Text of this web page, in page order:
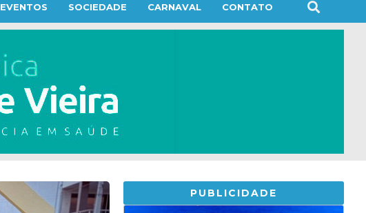
EVENTOS SOCIEDADE CARNAVAL CONTATO
PUBLICIDADE